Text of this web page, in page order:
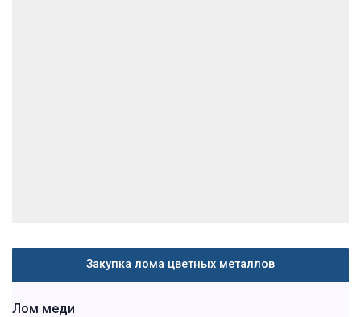
Закупка лома цветных металлов
Лом меди